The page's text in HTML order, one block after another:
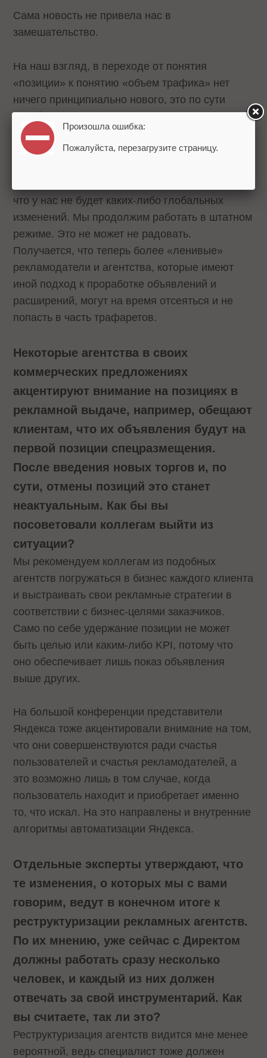
Сама новость не привела нас в
замешательство.
На наш взгляд, в переходе от понятия
«позиции» к понятию «объем трафика» нет
ничего принципиально нового, это по сути
своей одно и то же.
Что касается внедрения трафаретов – наше
что у нас не будет каких-либо глобальных
изменений. Мы продолжим работать в штатном
режиме. Это не может не радовать.
Получается, что теперь более «ленивые»
рекламодатели и агентства, которые имеют
иной подход к проработке объявлений и
расширений, могут на время отсеяться и не
попасть в часть трафаретов.
Некоторые агентства в своих
коммерческих предложениях
акцентируют внимание на позициях в
рекламной выдаче, например, обещают
клиентам, что их объявления будут на
первой позиции спецразмещения.
После введения новых торгов и, по
сути, отмены позиций это станет
неактуальным. Как бы вы
посоветовали коллегам выйти из
ситуации?
Мы рекомендуем коллегам из подобных
агентств погружаться в бизнес каждого клиента
и выстраивать свои рекламные стратегии в
соответствии с бизнес-целями заказчиков.
Само по себе удержание позиции не может
быть целью или каким-либо KPI, потому что
оно обеспечивает лишь показ объявления
выше других.
На большой конференции представители
Яндекса тоже акцентировали внимание на том,
что они совершенствуются ради счастья
пользователей и счастья рекламодателей, а
это возможно лишь в том случае, когда
пользователь находит и приобретает именно
то, что искал. На это направлены и внутренние
алгоритмы автоматизации Яндекса.
Отдельные эксперты утверждают, что
те изменения, о которых мы с вами
говорим, ведут в конечном итоге к
реструктуризации рекламных агентств.
По их мнению, уже сейчас с Директом
должны работать сразу несколько
человек, и каждый из них должен
отвечать за свой инструментарий. Как
вы считаете, так ли это?
Реструктуризация агентств видится мне менее
вероятной, ведь специалист тоже должен
Произошла ошибка:
Пожалуйста, перезагрузите страницу.